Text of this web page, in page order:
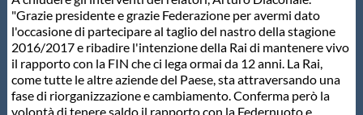
"Grazie presidente e grazie Federazione per avermi dato
l'occasione di partecipare al taglio del nastro della stagione
2016/2017 e ribadire l'intenzione della Rai di mantenere vivo
il rapporto con la FIN che ci lega ormai da 12 anni. La Rai,
come tutte le altre aziende del Paese, sta attraversando una
fase di riorganizzazione e cambiamento. Conferma però la
volontà di tenere saldo il rapporto con la Federnuoto e